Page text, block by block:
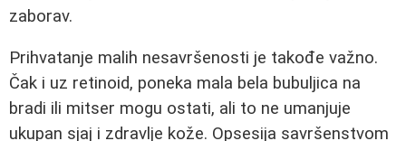
zaborav.
Prihvatanje malih nesavršenosti je takođe važno.
Čak i uz retinoid, poneka mala bela bubuljica na
bradi ili mitser mogu ostati, ali to ne umanjuje
ukupan sjaj i zdravlje kože. Opsesija savršenstvom